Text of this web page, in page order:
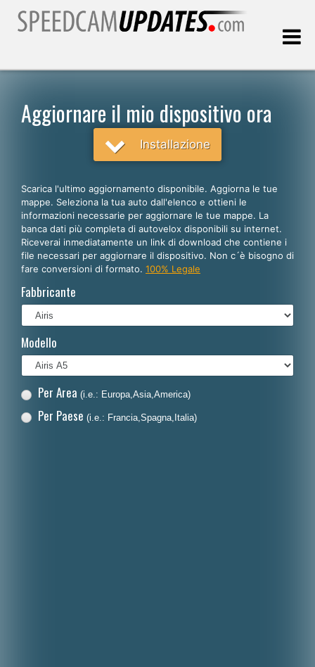
Italiano
English
Español
Deutsch
Polski
Dansk
Aggiornare il mio dispositivo ora
Installazione
Scarica l'ultimo aggiornamento disponibile. Aggiorna le tue
mappe. Seleziona la tua auto dall'elenco e ottieni le
informazioni necessarie per aggiornare le tue mappe. La
banca dati più completa di autovelox disponibili su internet.
Riceverai inmediatamente un link di download che contiene i
file necessari per aggiornare il dispositivo. Non c´è bisogno di
fare conversioni di formato. 100% Legale
Fabbricante
Modello
Per Area (i.e.: Europa,Asia,America)
Per Paese (i.e.: Francia,Spagna,Italia)